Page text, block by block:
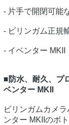
- 片手で開閉可能
- ビリンガム正規
- イベンター MKII｜
■防水、耐久、プ
ベンター MKII
ビリンガムカメ
ンター MKIIのボ